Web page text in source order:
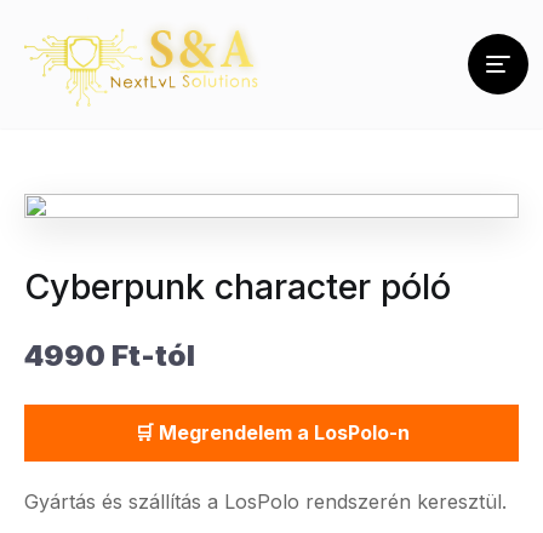
Cyberpunk character póló
4990 Ft-tól
🛒 Megrendelem a LosPolo-n
Gyártás és szállítás a LosPolo rendszerén keresztül.